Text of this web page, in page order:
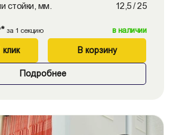
стойки, мм. 12,5 / 25
за 1 секцию в наличии
клик В корзину
Подробнее